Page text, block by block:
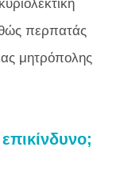
περπατάς
μητρόπολης